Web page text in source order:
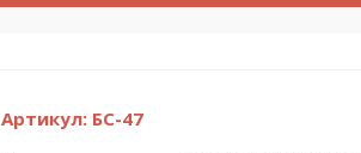
Артикул: БС-47